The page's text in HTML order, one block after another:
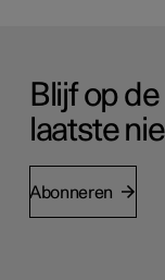
Blijf op
laatste
Abonneren